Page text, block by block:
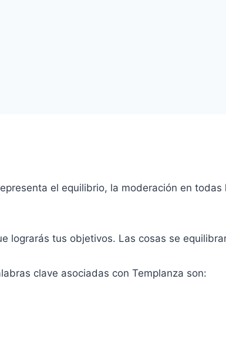
el equilibrio, la moderación en todas
lograrás tus objetivos. Las cosas se
clave asociadas con Templanza son: